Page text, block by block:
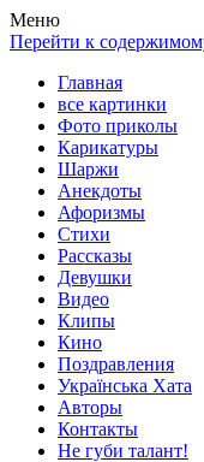
Весела хата —
клипы!
Покажем всем ваши
рассказы, видео и
Меню
Перейти к
Главная
все картинки
Фото приколы
Карикатуры
Шаржи
Анекдоты
Афоризмы
Стихи
Рассказы
Девушки
Видео
Клипы
Кино
Поздравления
Українська Хата
Авторы
Контакты
Не губи талант!